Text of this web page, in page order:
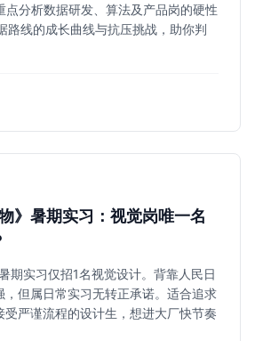
点分析数据研发、算法及产品岗的硬性
路线的成长曲线与抗压挑战，助你判
》暑期实习：视觉岗唯一名
期实习仅招1名视觉设计。背靠人民日
，但属日常实习无转正承诺。适合追求
受严谨流程的设计生，想进大厂快节奏